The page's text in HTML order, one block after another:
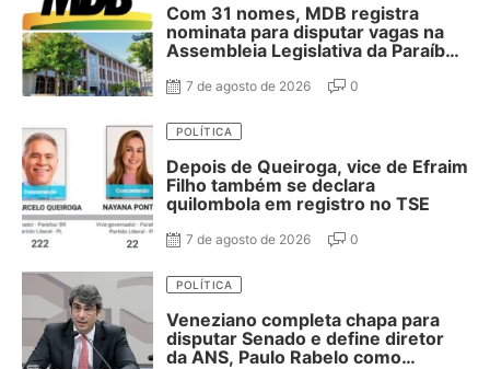
Com 31 nomes, MDB registra
nominata para disputar vagas na
Assembleia Legislativa da Paraíba;
7 de agosto de 2026 0
POLÍTICA
Depois de Queiroga, vice de Efraim
Filho também se declara
quilombola em registro no TSE
7 de agosto de 2026 0
POLÍTICA
Veneziano completa chapa para
disputar Senado e define diretor
da ANS, Paulo Rabelo como